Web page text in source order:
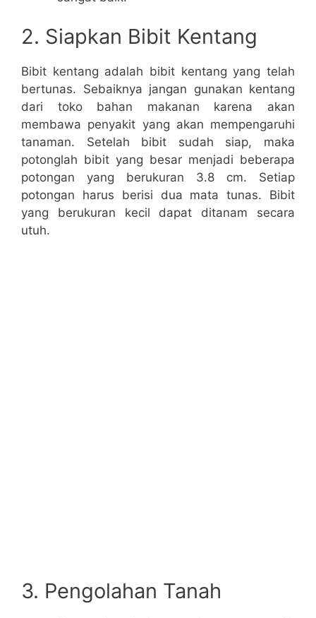
2. Siapkan Bibit Kentang
Bibit kentang adalah bibit kentang yang telah
bertunas. Sebaiknya jangan gunakan kentang
dari toko bahan makanan karena akan
membawa penyakit yang akan mempengaruhi
tanaman. Setelah bibit sudah siap, maka
potonglah bibit yang besar menjadi beberapa
potongan yang berukuran 3.8 cm. Setiap
potongan harus berisi dua mata tunas. Bibit
yang berukuran kecil dapat ditanam secara
utuh.
3. Pengolahan Tanah